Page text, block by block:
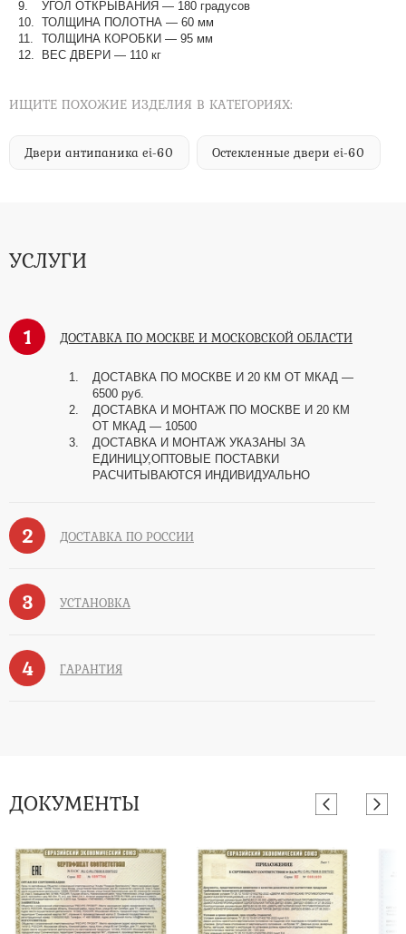
УГОЛ ОТКРЫВАНИЯ — 180 градусов
ТОЛЩИНА ПОЛОТНА — 60 мм
ТОЛЩИНА КОРОБКИ — 95 мм
ВЕС ДВЕРИ — 110 кг
ИЩИТЕ ПОХОЖИЕ ИЗДЕЛИЯ В КАТЕГОРИЯХ:
Двери антипаника ei-60 Остекленные двери ei-60
УСЛУГИ
1 ДОСТАВКА ПО МОСКВЕ И МОСКОВСКОЙ ОБЛАСТИ
ДОСТАВКА ПО МОСКВЕ И 20 КМ ОТ МКАД —
6500 руб.
ДОСТАВКА И МОНТАЖ ПО МОСКВЕ И 20 КМ
ОТ МКАД — 10500
ДОСТАВКА И МОНТАЖ УКАЗАНЫ ЗА
ЕДИНИЦУ,ОПТОВЫЕ ПОСТАВКИ
РАСЧИТЫВАЮТСЯ ИНДИВИДУАЛЬНО
2 ДОСТАВКА ПО РОССИИ
3 УСТАНОВКА
4 ГАРАНТИЯ
ДОКУМЕНТЫ